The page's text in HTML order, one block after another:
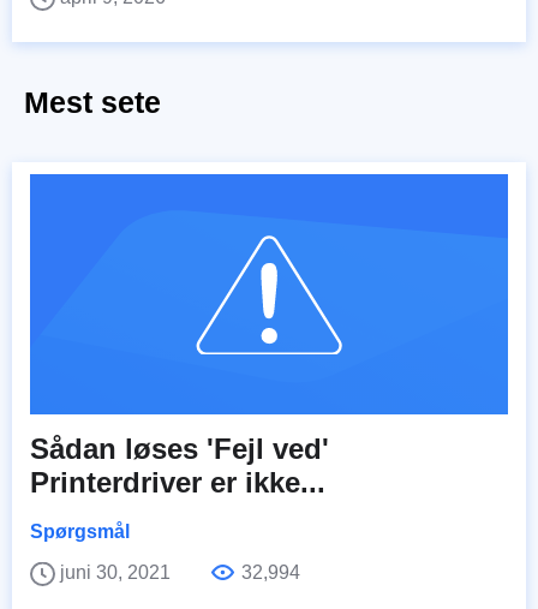
Mest sete
Sådan løses 'Fejl ved'
Printerdriver er ikke...
Spørgsmål
juni 30, 2021
32,994